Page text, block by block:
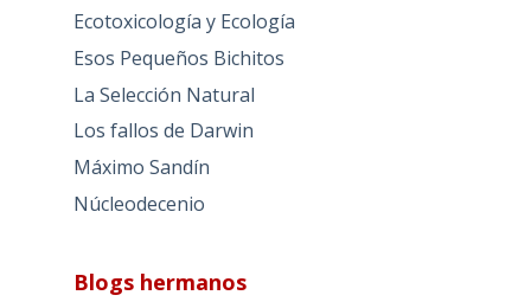
Ecotoxicología y Ecología
Esos Pequeños Bichitos
La Selección Natural
Los fallos de Darwin
Máximo Sandín
Núcleodecenio
Blogs hermanos